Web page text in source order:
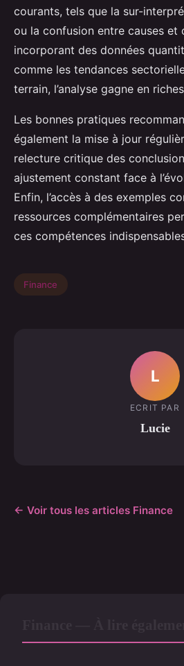
courants, tels que la sur-
ou la confusion entre causes et
incorporant des données
comme les tendances
terrain, l’analyse gagne en
Les bonnes pratiques
également la mise à jour
relecture critique des
ajustement constant face à
Enfin, l’accès à des exemples
ressources complémentaires
ces compétences
Finance
L
ECRIT PAR
Lucie
← Voir tous les articles Finance